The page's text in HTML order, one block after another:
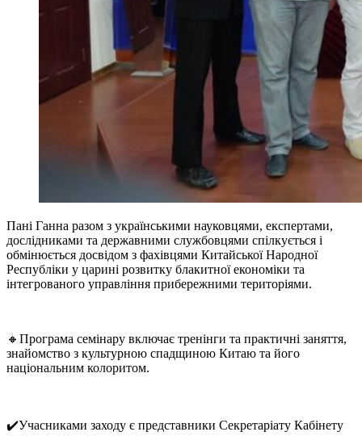
Пані Ганна разом з українськими науковцями, експертами,
дослідниками та державними службовцями спілкується і
обмінюється досвідом з фахівцями Китайської Народної
Республіки у царині розвитку блакитної економіки та
інтегрованого управління прибережними територіями.
🔸Програма семінару включає тренінги та практичні заняття,
знайомство з культурною спадщиною Китаю та його
національним колоритом.
✔️Учасниками заходу є представники Секретаріату Кабінету